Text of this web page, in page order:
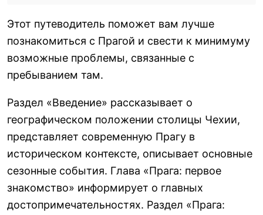
Этот путеводитель поможет вам лучше
познакомиться с Прагой и свести к минимуму
возможные проблемы, связанные с
пребыванием там.
Раздел «Введение» рассказывает о
географическом положении столицы Чехии,
представляет современную Прагу в
историческом контексте, описывает основные
сезонные события. Глава «Прага: первое
знакомство» информирует о главных
достопримечательностях. Раздел «Прага: